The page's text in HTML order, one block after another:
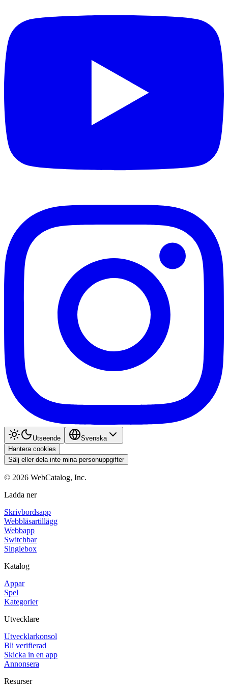
Utseende
Svenska
Hantera cookies
Sälj eller dela inte mina personuppgifter
© 2026 WebCatalog, Inc.
Ladda ner
Skrivbordsapp
Webbläsartillägg
Webbapp
Switchbar
Singlebox
Katalog
Appar
Spel
Kategorier
Utvecklare
Utvecklarkonsol
Bli verifierad
Skicka in en app
Annonsera
Resurser